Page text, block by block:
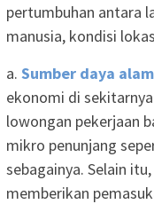
pertumbuhan antara
manusia, kondisi
a. Sumber daya alam
ekonomi di
lowongan pekerjaan
mikro penunjang
sebagainya. Selain
memberikan